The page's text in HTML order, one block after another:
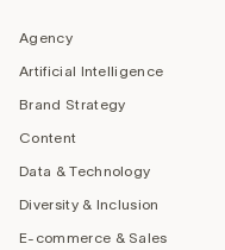
Agency
Artificial Intelligence
Brand Strategy
Content
Data & Technology
Diversity & Inclusion
E-commerce & Sales